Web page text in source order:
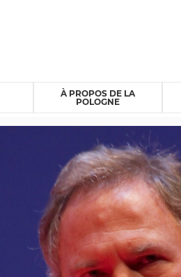
À PROPOS DE LA
POLOGNE